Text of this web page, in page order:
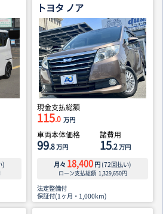
)
トヨタ ノア
現金支払総額
115.0 万円
車両本体価格
99.8万円
諸費用
15.2万円
月々 18,400 円 (72回払い)
ローン支払総額 1,329,650円
法定整備付
保証付(1ヶ月・1,000km)